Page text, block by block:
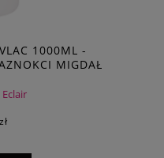
1000ML -
MIGDAŁ
Eclair